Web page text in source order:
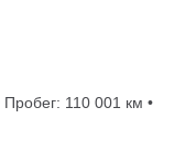
Пробег: 110 001 км •